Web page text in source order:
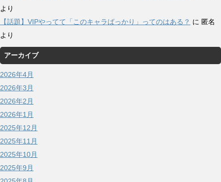
より
【話題】VIPやってて「このキャラばっかり」ってのはある？ に 匿名
より
アーカイブ
2026年4月
2026年3月
2026年2月
2026年1月
2025年12月
2025年11月
2025年10月
2025年9月